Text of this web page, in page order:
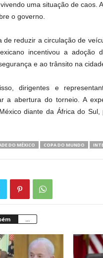
uma situação de caos.
o governo.
de reduzir a circulação de
incentivou a adoção
e ao trânsito na
dirigentes e
a abertura do torneio. A
diante da África do
DO MÉXICO COPA DO MUNDO
...